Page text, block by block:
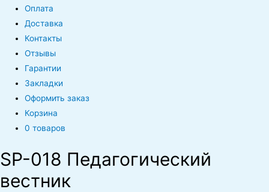
Оплата
Доставка
Контакты
Отзывы
Гарантии
Закладки
Оформить заказ
Корзина
0 товаров
SP-018 Педагогический
вестник